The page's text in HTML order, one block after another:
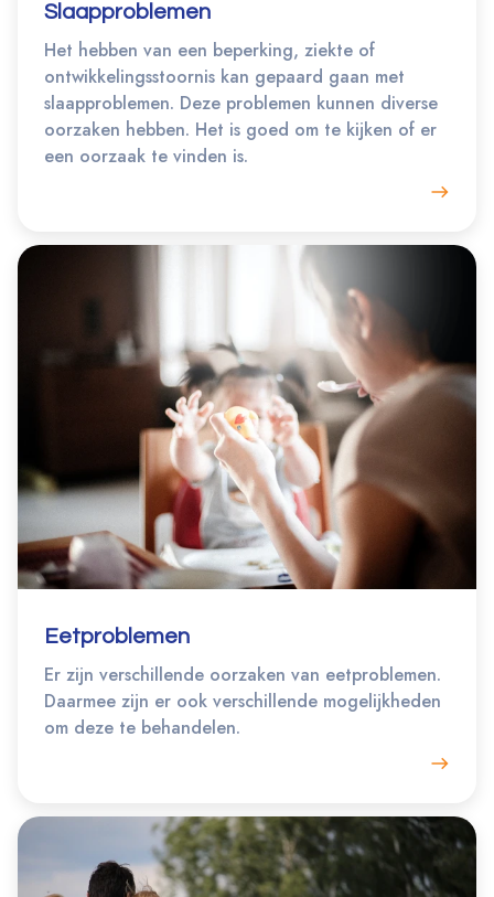
Slaapproblemen
Het hebben van een beperking, ziekte of
ontwikkelingsstoornis kan gepaard gaan met
slaapproblemen. Deze problemen kunnen diverse
oorzaken hebben. Het is goed om te kijken of er
een oorzaak te vinden is.
Eetproblemen
Er zijn verschillende oorzaken van eetproblemen.
Daarmee zijn er ook verschillende mogelijkheden
om deze te behandelen.